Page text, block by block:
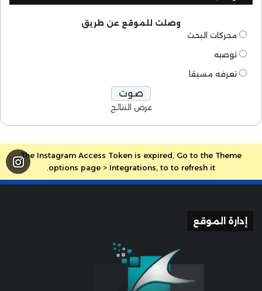
وصلت للموقع عن طريق
محركات البحث
توصيه
تعرفه مسبقا
عرض النتائج
The Instagram Access Token is expired, Go to the Theme
options page > Integrations, to to refresh it.
إدارة الموقع